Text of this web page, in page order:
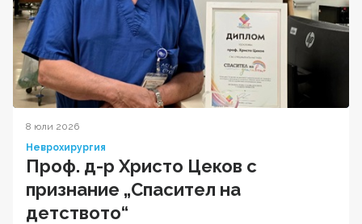
8 юли 2026
Неврохирургия
Проф. д-р Христо Цеков с
признание „Спасител на
детството“